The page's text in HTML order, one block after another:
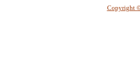
Copyright